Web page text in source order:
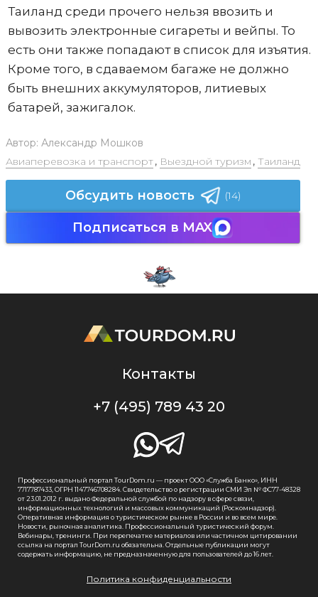
Таиланд среди прочего нельзя ввозить и
вывозить электронные сигареты и вейпы. То
есть они также попадают в список для изъятия.
Кроме того, в сдаваемом багаже не должно
быть внешних аккумуляторов, литиевых
батарей, зажигалок.
Автор: Александр Мошков
Авиаперевозка и транспорт, Выездной туризм , Таиланд
Обсудить новость (14)
Подписаться в MAX
Контакты
+7 (495) 789 43 20
Профессиональный портал TourDom.ru — проект ООО «Служба Банко», ИНН
7717787433, ОГРН 1147746708284. Свидетельство о регистрации СМИ Эл № ФС77-48328
от 23.01.2012 г. выдано Федеральной службой по надзору в сфере связи,
информационных технологий и массовых коммуникаций (Роскомнадзор).
Оперативная информация о туристическом рынке в России и во всем мире.
Новости, рыночная аналитика. Профессиональный туристический форум.
Вебинары, тренинги. При перепечатке материалов или частичном цитировании
ссылка на портал TourDom.ru обязательна. Отдельные публикации могут
содержать информацию, не предназначенную для пользователей до 16 лет.
Политика конфиденциальности